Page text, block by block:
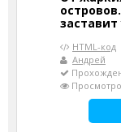
HTML-код
Андрей